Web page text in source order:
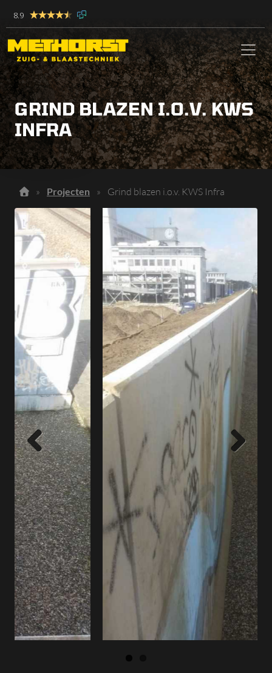
8.9
GRIND BLAZEN I.O.V. KWS
INFRA
» Projecten » Grind blazen i.o.v. KWS Infra
Previous Next